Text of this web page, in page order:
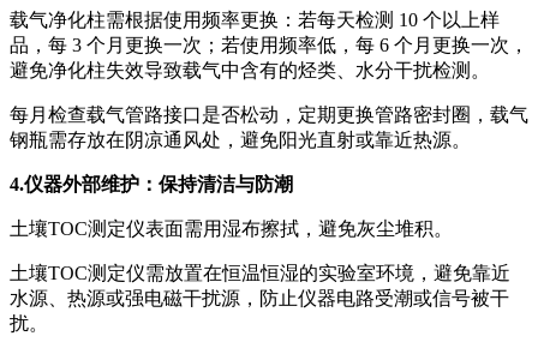
载气净化柱需根据使用频率更换：若每天检测 10 个以上样
品，每 3 个月更换一次；若使用频率低，每 6 个月更换一次，
避免净化柱失效导致载气中含有的烃类、水分干扰检测。
每月检查载气管路接口是否松动，定期更换管路密封圈，载气
钢瓶需存放在阴凉通风处，避免阳光直射或靠近热源。
4.仪器外部维护：保持清洁与防潮
土壤TOC测定仪表面需用湿布擦拭，避免灰尘堆积。
土壤TOC测定仪需放置在恒温恒湿的实验室环境，避免靠近
水源、热源或强电磁干扰源，防止仪器电路受潮或信号被干
扰。